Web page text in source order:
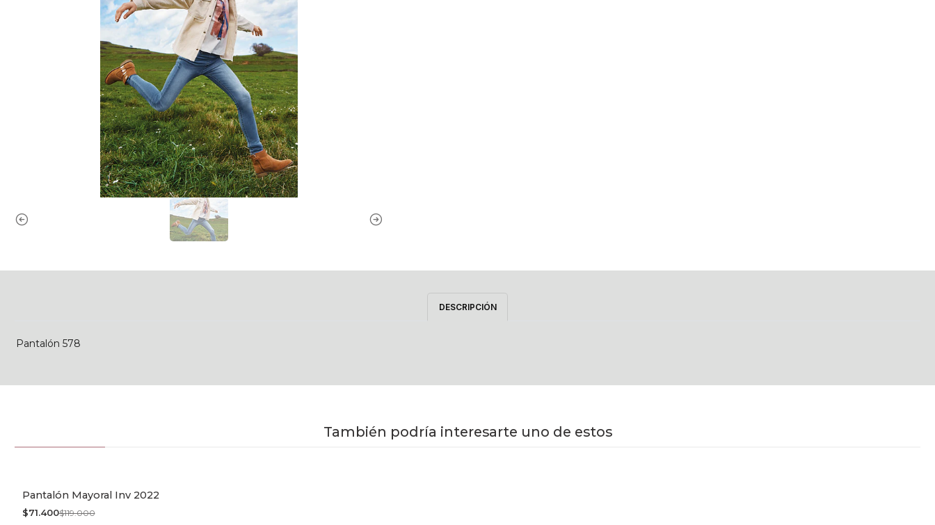
DESCRIPCIÓN
Pantalón 578
También podría interesarte uno de estos
-40% OFF
Pantalón Mayoral Inv 2022
$71.400$119.000